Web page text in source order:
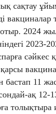
сақтау
вакциналар
отыр. 2024
2023-
сәйкес
11
ақ 12-
толықтыра